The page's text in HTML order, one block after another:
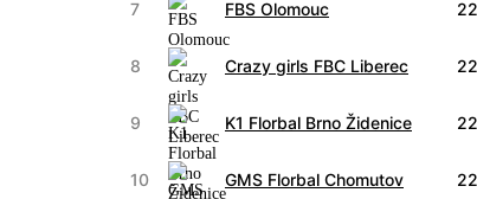
7 FBS Olomouc 22
8 Crazy girls FBC Liberec 22
9 K1 Florbal Brno Židenice 22
10 GMS Florbal Chomutov 22
Tabulka